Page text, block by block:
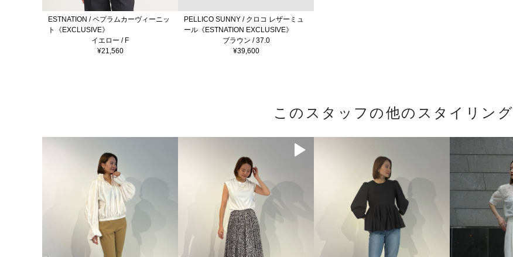
ESTNATION / ペプラムカーヴィーニッ
ト《EXCLUSIVE》
イエロー / F
¥21,560
PELLICO SUNNY / クロコ レザーミュ
ール《ESTNATION EXCLUSIVE》
ブラウン / 37.0
¥39,600
このスタッフの他のスタイリング